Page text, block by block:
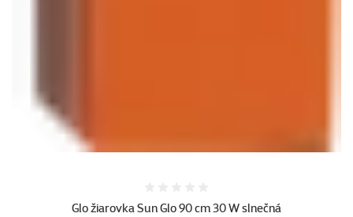
Glo žiarovka Sun Glo 90 cm 30 W slnečná